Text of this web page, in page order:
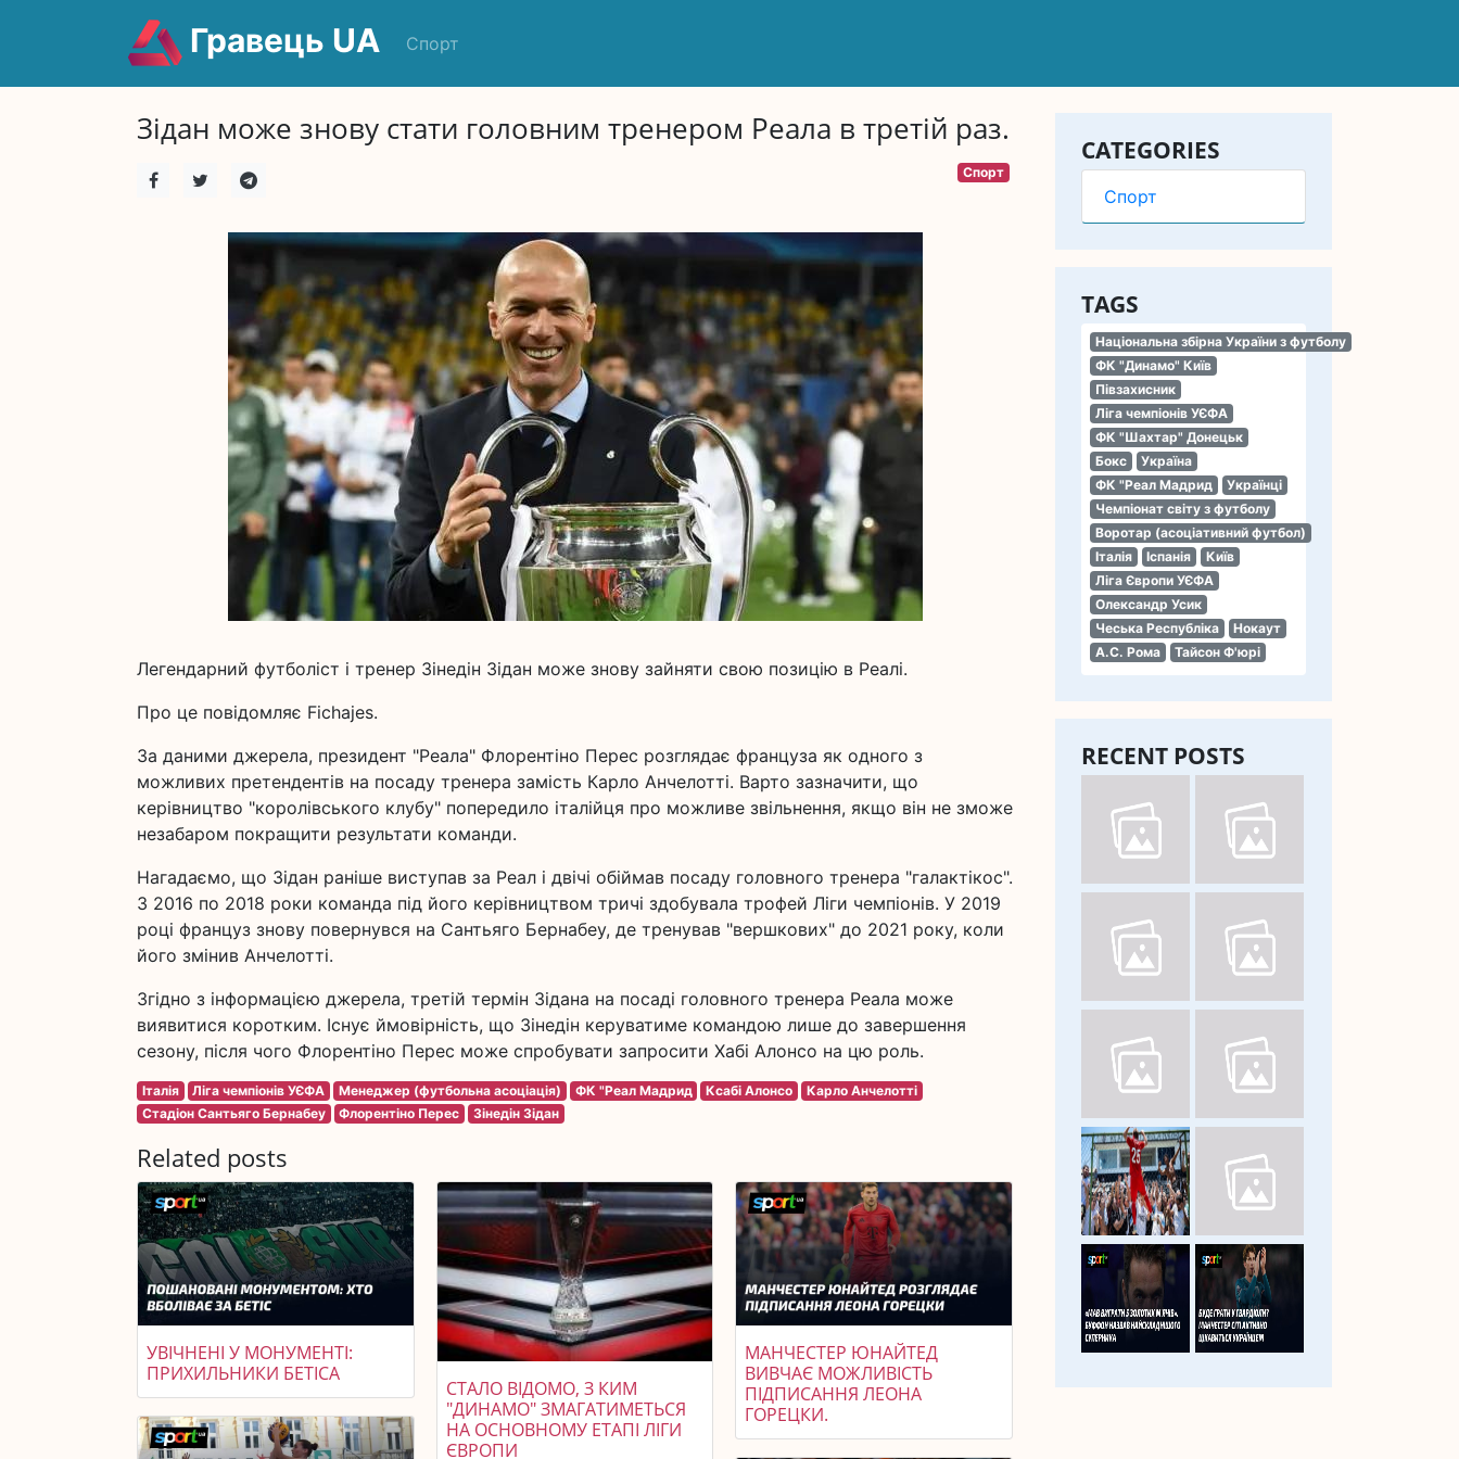
Гравець UA Спорт
CATEGORIES
Спорт
TAGS
Національна збірна України з футболу
ФК "Динамо" Київ
Півзахисник
Ліга чемпіонів УЄФА
ФК "Шахтар" Донецьк
Бокс
Україна
ФК "Реал Мадрид
Українці
Чемпіонат світу з футболу
Воротар (асоціативний футбол)
Італія
Іспанія
Київ
Ліга Європи УЄФА
Олександр Усик
Чеська Республіка
Нокаут
А.С. Рома
Тайсон Ф'юрі
RECENT POSTS
Зідан може знову стати головним тренером Реала в третій раз.
Спорт
Легендарний футболіст і тренер Зінедін Зідан може знову зайняти свою позицію в Реалі.
Про це повідомляє Fichajes.
За даними джерела, президент "Реала" Флорентіно Перес розглядає француза як одного з
можливих претендентів на посаду тренера замість Карло Анчелотті. Варто зазначити, що
керівництво "королівського клубу" попередило італійця про можливе звільнення, якщо він не зможе
незабаром покращити результати команди.
Нагадаємо, що Зідан раніше виступав за Реал і двічі обіймав посаду головного тренера "галактікос".
З 2016 по 2018 роки команда під його керівництвом тричі здобувала трофей Ліги чемпіонів. У 2019
році француз знову повернувся на Сантьяго Бернабеу, де тренував "вершкових" до 2021 року, коли
його змінив Анчелотті.
Згідно з інформацією джерела, третій термін Зідана на посаді головного тренера Реала може
виявитися коротким. Існує ймовірність, що Зінедін керуватиме командою лише до завершення
сезону, після чого Флорентіно Перес може спробувати запросити Хабі Алонсо на цю роль.
Італія Ліга чемпіонів УЄФА Менеджер (футбольна асоціація) ФК "Реал Мадрид Ксабі Алонсо
Карло Анчелотті
Стадіон Сантьяго Бернабеу
Флорентіно Перес Зінедін Зідан
Related posts
УВІЧНЕНІ У МОНУМЕНТІ:
ПРИХИЛЬНИКИ БЕТІСА
СТАЛО ВІДОМО, З КИМ
"ДИНАМО" ЗМАГАТИМЕТЬСЯ
НА ОСНОВНОМУ ЕТАПІ ЛІГИ
ЄВРОПИ
МАНЧЕСТЕР ЮНАЙТЕД
ВИВЧАЄ МОЖЛИВІСТЬ
ПІДПИСАННЯ ЛЕОНА
ГОРЕЦКИ.